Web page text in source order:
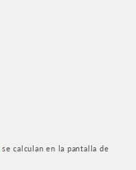
se calculan en la pantalla de